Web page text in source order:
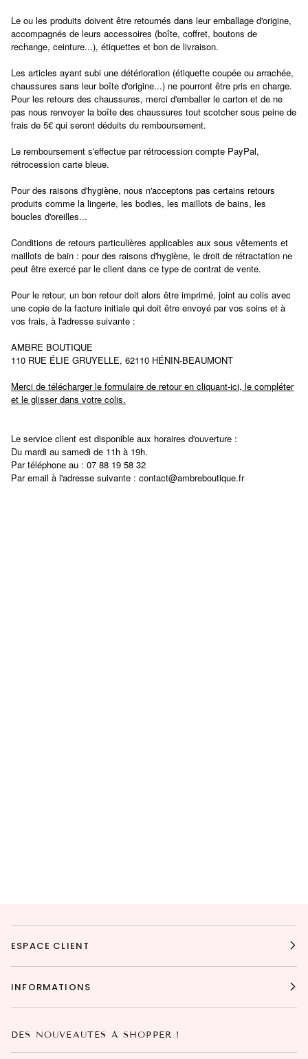
Le ou les produits doivent être retournés dans leur emballage d'origine,
accompagnés de leurs accessoires (boîte, coffret, boutons de
rechange, ceinture...), étiquettes et bon de livraison.
Les articles ayant subi une détérioration (étiquette coupée ou arrachée,
chaussures sans leur boîte d'origine...) ne pourront être pris en charge.
Pour les retours des chaussures, merci d'emballer le carton et de ne
pas nous renvoyer la boîte des chaussures tout scotcher sous peine de
frais de 5€ qui seront déduits du remboursement.
Le remboursement s'effectue par rétrocession compte PayPal,
rétrocession carte bleue.
Pour des raisons d'hygiène, nous n'acceptons pas certains retours
produits comme la lingerie, les bodies, les maillots de bains, les
boucles d'oreilles...
Conditions de retours particulières applicables aux sous vêtements et
maillots de bain : pour des raisons d'hygiène, le droit de rétractation ne
peut être exercé par le client dans ce type de contrat de vente.
Pour le retour, un bon retour doit alors être imprimé, joint au colis avec
une copie de la facture initiale qui doit être envoyé par vos soins et à
vos frais, à l'adresse suivante :
AMBRE BOUTIQUE
110 RUE ÉLIE GRUYELLE, 62110 HÉNIN-BEAUMONT
Merci de télécharger le formulaire de retour en cliquant-ici, le compléter
et le glisser dans votre colis.
Le service client est disponible aux horaires d'ouverture :
Du mardi au samedi de 11h à 19h.
Par téléphone au : 07 88 19 58 32
Par email à l'adresse suivante : contact@ambreboutique.fr
ESPACE CLIENT
INFORMATIONS
DES NOUVEAUTÉS À SHOPPER !